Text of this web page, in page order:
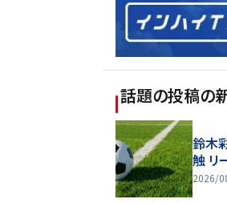
話題の投稿の
鈴木
触 リ
2026/